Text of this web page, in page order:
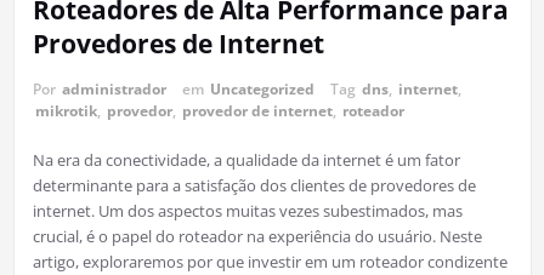
Roteadores de Alta Performance para
Provedores de Internet
Por administrador em Uncategorized Tag dns, internet,
mikrotik, provedor, provedor de internet, roteador
Na era da conectividade, a qualidade da internet é um fator
determinante para a satisfação dos clientes de provedores de
internet. Um dos aspectos muitas vezes subestimados, mas
crucial, é o papel do roteador na experiência do usuário. Neste
artigo, exploraremos por que investir em um roteador condizente